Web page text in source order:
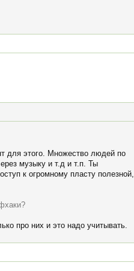
для этого. Множество людей по
музыку и т.д и т.п. Ты
к огромному пласту полезной,
про них и это надо учитывать.